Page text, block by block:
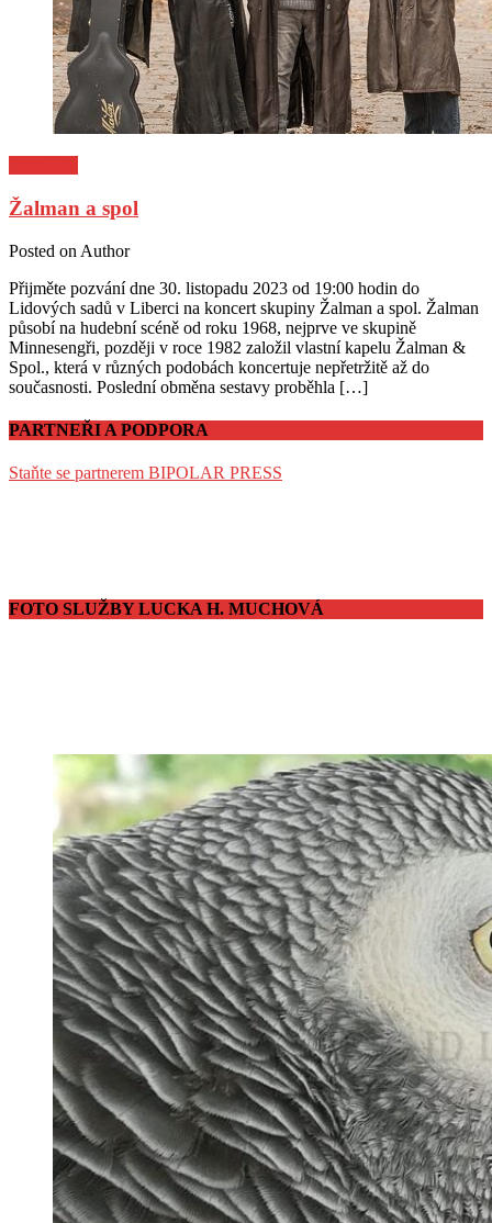
Žalman a spol
Posted on Author
Přijměte pozvání dne 30. listopadu 2023 od 19:00 hodin do
Lidových sadů v Liberci na koncert skupiny Žalman a spol. Žalman
působí na hudební scéně od roku 1968, nejprve ve skupině
Minnesengři, později v roce 1982 založil vlastní kapelu Žalman &
Spol., která v různých podobách koncertuje nepřetržitě až do
současnosti. Poslední obměna sestavy proběhla […]
PARTNEŘI A PODPORA
Staňte se partnerem BIPOLAR PRESS
FOTO SLUŽBY LUCKA H. MUCHOVÁ